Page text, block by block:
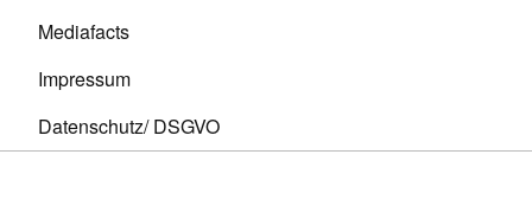
Mediafacts
Impressum
Datenschutz/ DSGVO